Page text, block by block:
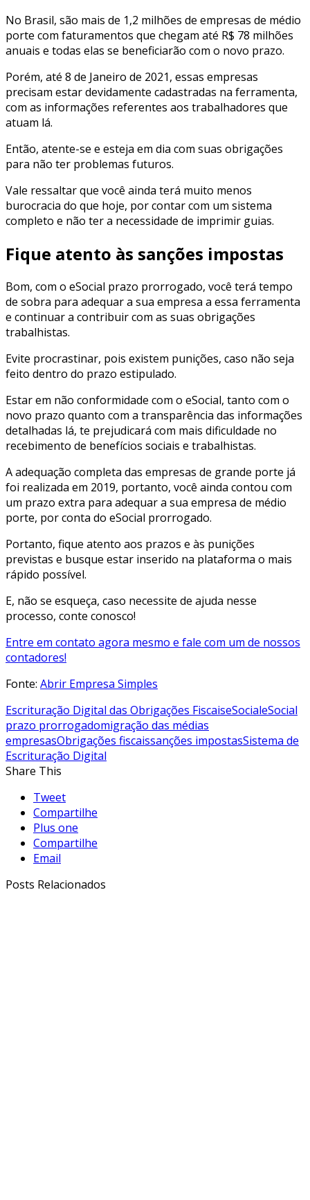
No Brasil, são mais de 1,2 milhões de empresas de médio
porte com faturamentos que chegam até R$ 78 milhões
anuais e todas elas se beneficiarão com o novo prazo.
Porém, até 8 de Janeiro de 2021, essas empresas
precisam estar devidamente cadastradas na ferramenta,
com as informações referentes aos trabalhadores que
atuam lá.
Então, atente-se e esteja em dia com suas obrigações
para não ter problemas futuros.
Vale ressaltar que você ainda terá muito menos
burocracia do que hoje, por contar com um sistema
completo e não ter a necessidade de imprimir guias.
Fique atento às sanções impostas
Bom, com o eSocial prazo prorrogado, você terá tempo
de sobra para adequar a sua empresa a essa ferramenta
e continuar a contribuir com as suas obrigações
trabalhistas.
Evite procrastinar, pois existem punições, caso não seja
feito dentro do prazo estipulado.
Estar em não conformidade com o eSocial, tanto com o
novo prazo quanto com a transparência das informações
detalhadas lá, te prejudicará com mais dificuldade no
recebimento de benefícios sociais e trabalhistas.
A adequação completa das empresas de grande porte já
foi realizada em 2019, portanto, você ainda contou com
um prazo extra para adequar a sua empresa de médio
porte, por conta do eSocial prorrogado.
Portanto, fique atento aos prazos e às punições
previstas e busque estar inserido na plataforma o mais
rápido possível.
E, não se esqueça, caso necessite de ajuda nesse
processo, conte conosco!
Entre em contato agora mesmo e fale com um de nossos
contadores!
Fonte: Abrir Empresa Simples
Escrituração Digital das Obrigações FiscaiseSocialeSocial
prazo prorrogadomigração das médias
empresasObrigações fiscaissanções impostasSistema de
Escrituração Digital
Share This
Tweet
Compartilhe
Plus one
Compartilhe
Email
Posts Relacionados